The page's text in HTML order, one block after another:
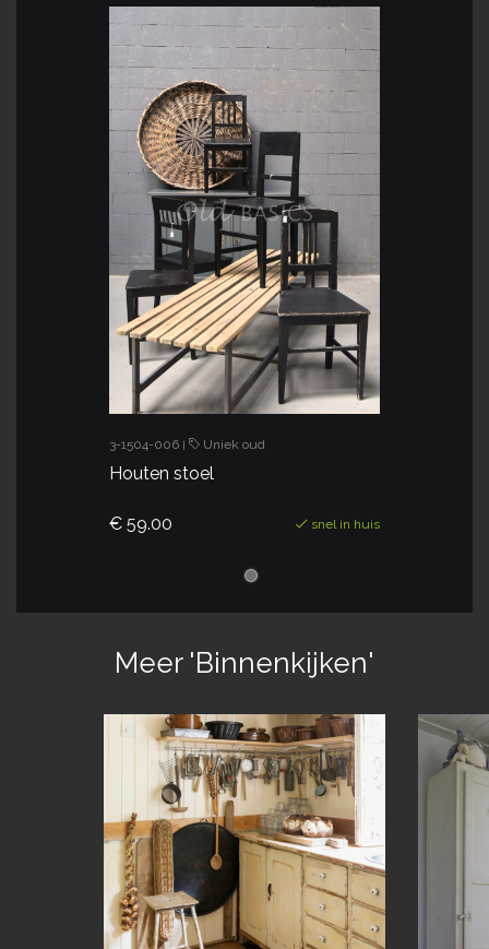
3-1504-006 | Uniek oud
Houten stoel
€ 59.00 snel in huis
Meer 'Binnenkijken'